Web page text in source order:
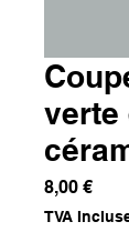
verte
8,00 €Prix
TVA